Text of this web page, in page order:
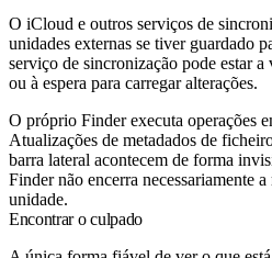
O iCloud e outros serviços de
unidades externas se tiver guardado
serviço de sincronização pode estar
ou à espera para carregar alterações.
O próprio Finder executa operações
Atualizações de metadados de
barra lateral acontecem de forma
Finder não encerra necessariamente
unidade.
Encontrar o culpado